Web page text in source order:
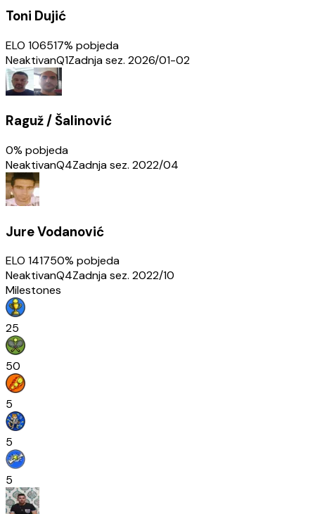
Toni Dujić
ELO 106517% pobjeda
NeaktivanQ1Zadnja sez. 2026/01-02
Raguž / Šalinović
0% pobjeda
NeaktivanQ4Zadnja sez. 2022/04
Jure Vodanović
ELO 141750% pobjeda
NeaktivanQ4Zadnja sez. 2022/10
Milestones
25
50
5
5
5